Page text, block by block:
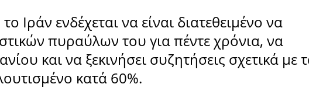
ενδέχεται να είναι διατεθειμένο να
πυραύλων του για πέντε χρόνια, να
και να ξεκινήσει συζητήσεις σχετικά με
κατά 60%.